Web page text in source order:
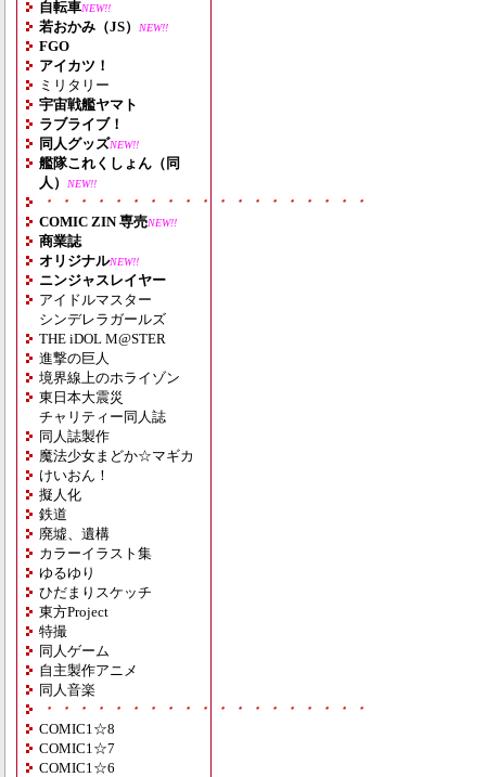
自転車NEW!!
若おかみ（JS） NEW!!
FGO
アイカツ！
ミリタリー
宇宙戦艦ヤマト
ラブライブ！
同人グッズNEW!!
艦隊これくしょん（同
人）
NEW!!
・・・・・・・・・・・・・・・・・・・
COMIC ZIN 専売NEW!!
商業誌
オリジナルNEW!!
ニンジャスレイヤー
アイドルマスター
シンデレラガールズ
THE iDOL M@STER
進撃の巨人
境界線上のホライゾン
東日本大震災
チャリティー同人誌
同人誌製作
魔法少女まどか☆マギカ
けいおん！
擬人化
鉄道
廃墟、遺構
カラーイラスト集
ゆるゆり
ひだまりスケッチ
東方Project
特撮
同人ゲーム
自主製作アニメ
同人音楽
・・・・・・・・・・・・・・・・・・・
COMIC1☆8
COMIC1☆7
COMIC1☆6